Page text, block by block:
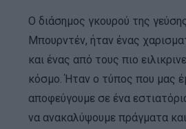
O διάσημος γκουρού της
Μπουρντέν, ήταν ένας
και ένας από τους πιο
κόσμο. Ήταν ο τύπος που μας
αποφεύγουμε σε ένα
να ανακαλύψουμε πράγματα